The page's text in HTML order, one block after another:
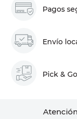
Pagos
Envío
Pick &